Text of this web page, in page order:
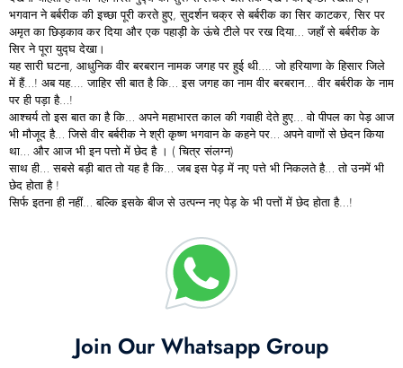
भगवान ने बर्बरीक की इच्छा पूरी करते हुए, सुदर्शन चक्र से बर्बरीक का सिर काटकर, सिर पर
अमृत का छिड़काव कर दिया और एक पहाड़ी के ऊंचे टीले पर रख दिया… जहाँ से बर्बरीक के
सिर ने पूरा युद्घ देखा।
यह सारी घटना, आधुनिक वीर बरबरान नामक जगह पर हुई थी…. जो हरियाणा के हिसार जिले
में हैं…! अब यह…. जाहिर सी बात है कि… इस जगह का नाम वीर बरबरान… वीर बर्बरीक के नाम
पर ही पड़ा है…!
आश्चर्य तो इस बात का है कि… अपने महाभारत काल की गवाही देते हुए… वो पीपल का पेड़ आज
भी मौजूद है… जिसे वीर बर्बरीक ने श्री कृष्ण भगवान के कहने पर… अपने वाणों से छेदन किया
था… और आज भी इन पत्तो में छेद है । ( चित्र संलग्न)
साथ ही… सबसे बड़ी बात तो यह है कि… जब इस पेड़ में नए पत्ते भी निकलते है… तो उनमें भी
छेद होता है !
सिर्फ इतना ही नहीं… बल्कि इसके बीज से उत्पन्न नए पेड़ के भी पत्तों में छेद होता है…!
Join Our Whatsapp Group